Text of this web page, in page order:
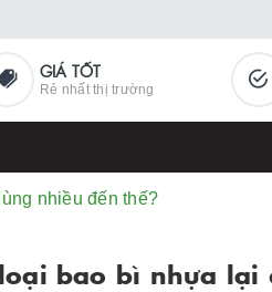
GIÁ TỐT
Rẻ nhất thị trường
nhiều đến thế?
bao bì nhựa lại